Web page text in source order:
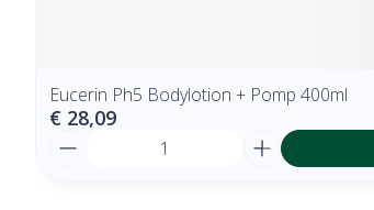
Eucerin Ph5 Bodylotion + Pomp 400ml
€ 28,09